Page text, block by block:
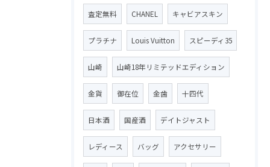
査定無料 CHANEL キャビアスキン
プラチナ Louis Vuitton スピーディ35
山崎 山崎18年リミテッドエディション
金貨 御在位 金歯 十四代
日本酒 国産酒 デイトジャスト
レディース バッグ アクセサリー